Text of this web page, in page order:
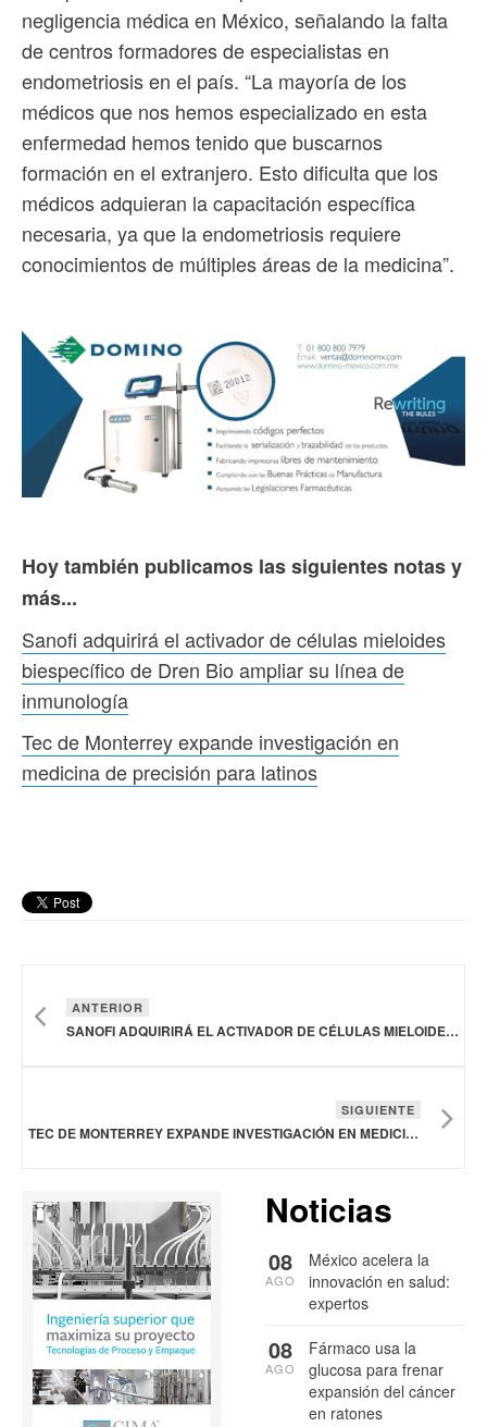
negligencia médica en México, señalando la falta
de centros formadores de especialistas en
endometriosis en el país. “La mayoría de los
médicos que nos hemos especializado en esta
enfermedad hemos tenido que buscarnos
formación en el extranjero. Esto dificulta que los
médicos adquieran la capacitación específica
necesaria, ya que la endometriosis requiere
conocimientos de múltiples áreas de la medicina”.
Hoy también publicamos las siguientes notas y
más...
Sanofi adquirirá el activador de células mieloides
biespecífico de Dren Bio ampliar su línea de
inmunología
Tec de Monterrey expande investigación en
medicina de precisión para latinos
ANTERIOR
SANOFI ADQUIRIRÁ EL ACTIVADOR DE CÉLULAS MIELOIDES BIESPECÍFICO DE DREN BIO AMPLIAR SU LÍNEA DE INMUNOLOGÍA
SIGUIENTE
TEC DE MONTERREY EXPANDE INVESTIGACIÓN EN MEDICINA DE PRECISIÓN PARA LATINOS
Noticias
México acelera la
innovación en salud:
expertos
08
AGO
Fármaco usa la
glucosa para frenar
expansión del cáncer
en ratones
08
AGO